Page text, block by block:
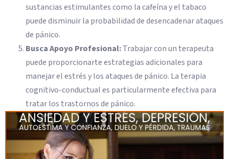
sustancias estimulantes como la cafeína y el tabaco
puede disminuir la probabilidad de desencadenar ataques
de pánico.
Busca Apoyo Profesional:Trabajar con un terapeuta
puede proporcionarte estrategias adicionales para
manejar el estrés y los ataques de pánico. La terapia
cognitivo-conductual es particularmente efectiva para
tratar los trastornos de pánico.